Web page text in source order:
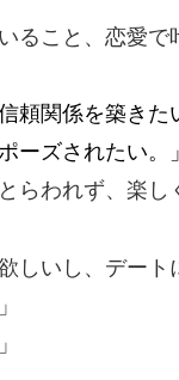
ること、恋愛で
頼関係を築きた
ーズされたい。」
らわれず、楽し
しいし、デート